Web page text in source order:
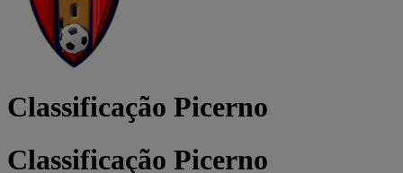
Classificação Picerno
Classificação Picerno